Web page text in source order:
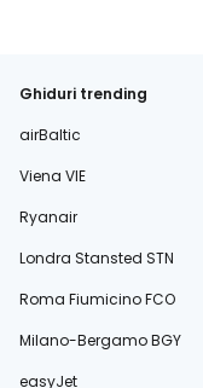
Ghiduri trending
airBaltic
Viena VIE
Ryanair
Londra Stansted STN
Roma Fiumicino FCO
Milano-Bergamo BGY
easyJet